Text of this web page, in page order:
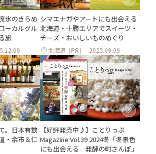
氷のきらめ
ーカルグル
旅
シマエナガやアートにも出会える
北海道・十勝エリアでスイーツ・
チーズ・おいしいものめぐり
北海道 [PR] 2025.09.09
。日本有数
・余市＆仁
【好評発売中♪】ことりっぷ
Magazine Vol.39 2024冬「冬景色
にも出会える 発酵の町さんぽ」